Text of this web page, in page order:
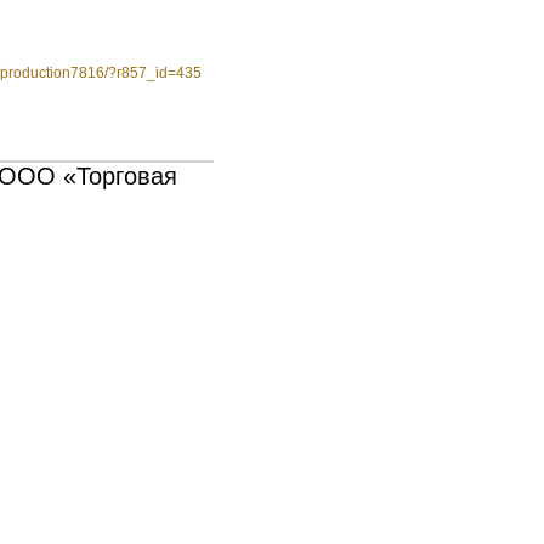
?r857_id=435
«Торговая